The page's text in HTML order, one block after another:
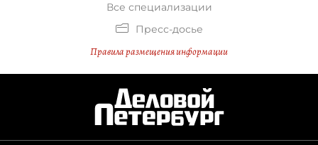
Все специализации
Пресс-досье
Правила размещения информации